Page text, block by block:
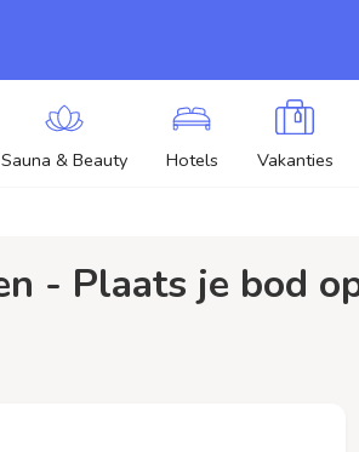
Sauna & Beauty Hotels Vakanties